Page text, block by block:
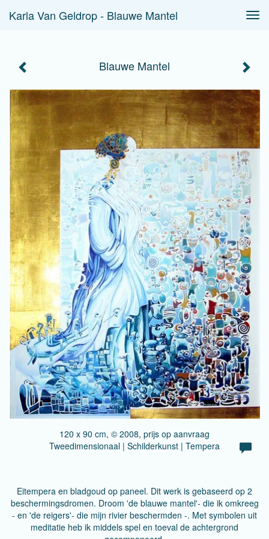
Karla Van Geldrop - Blauwe Mantel
Blauwe Mantel
120 x 90 cm, © 2008, prijs op aanvraag
Tweedimensionaal | Schilderkunst | Tempera
Eitempera en bladgoud op paneel. Dit werk is gebaseerd op 2
beschermingsdromen. Droom 'de blauwe mantel'- die ik omkreeg
- en 'de reigers'- die mijn rivier beschermden -. Met symbolen uit
meditatie heb ik middels spel en toeval de achtergrond